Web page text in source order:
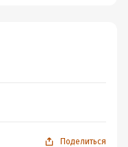
Поделиться